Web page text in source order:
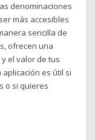
denominaciones
más accesibles
sencilla de
ofrecen una
el valor de tus
es útil si
o si quieres